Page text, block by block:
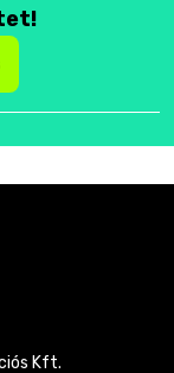
Kft.